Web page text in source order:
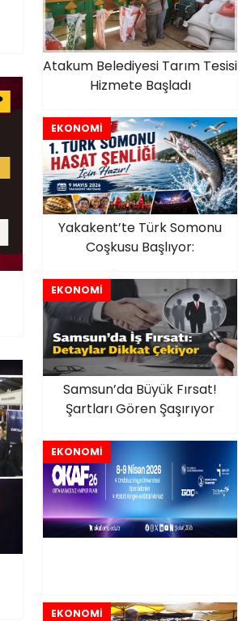
Atakum Belediyesi Tarım Tesisi
Hizmete Başladı
EKONOMİ
Yakakent’te Türk Somonu
Coşkusu Başlıyor:
EKONOMİ
Samsun’da Büyük Fırsat!
Şartları Gören Şaşırıyor
EKONOMİ
EKONOMİ